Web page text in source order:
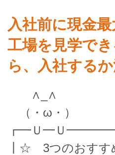
入社前に現金
工場を見学で
ら、入社する
∧_∧
（・ω・）
┏━Ｕ━Ｕ
┃☆ 3つのおす